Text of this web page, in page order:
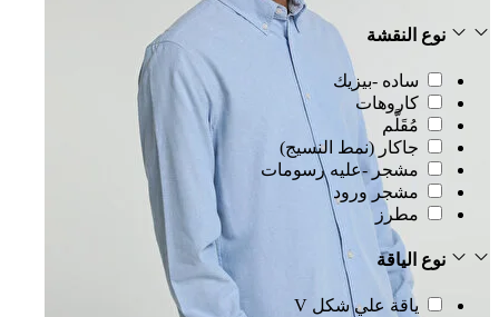
نوع النقشة
ساده -بيزيك
كاروهات
مُقَلَّم
جاكار (نمط النسيج)
مشجر -عليه رسومات
مشجر ورود
مطرز
نوع الياقة
ياقة علي شكل V